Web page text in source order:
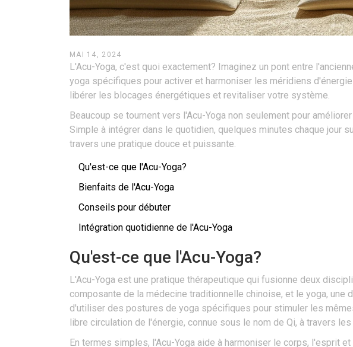
MAI 14, 2024
L'Acu-Yoga, c'est quoi exactement? Imaginez un pont entre
yoga spécifiques pour activer et harmoniser les méridiens
libérer les blocages énergétiques et revitaliser votre système.
Beaucoup se tournent vers l'Acu-Yoga non seulement pour
Simple à intégrer dans le quotidien, quelques minutes chaque
travers une pratique douce et puissante.
Qu'est-ce que l'Acu-Yoga?
Bienfaits de l'Acu-Yoga
Conseils pour débuter
Intégration quotidienne de l'Acu-Yoga
Qu'est-ce que l'Acu-Yoga?
L'Acu-Yoga est une pratique thérapeutique qui fusionne deux
composante de la médecine traditionnelle chinoise, et le yoga, une
d'utiliser des postures de yoga spécifiques pour stimuler les
libre circulation de l'énergie, connue sous le nom de Qi, à travers
En termes simples, l'Acu-Yoga aide à harmoniser le corps, l'esprit